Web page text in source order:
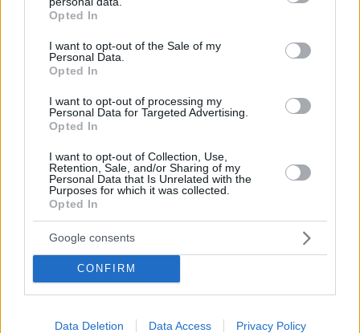
grant or deny consent to Google and its third-party tags to
use your data for below specified purposes in below Google
consent section.
Opted In
I want to opt-out of the Sale of my
Personal Data.
Opted In
I want to opt-out of processing my
Personal Data for Targeted Advertising.
Opted In
I want to opt-out of Collection, Use,
Retention, Sale, and/or Sharing of my
Personal Data that Is Unrelated with the
Purposes for which it was collected.
Opted In
Google consents
CONFIRM
Data Deletion Data Access Privacy Policy
ΑΠΑΝΤΗΣΗ
μπατακια
01.07.2020, 01:04
ΑΠΑΝΤΗΣΗ
Κυρά Σαράντω
Axxx , θα είν΄ο θεός μου ο Κούλης εκεί; Μπορώ να
πάγου κι ιγώ;
ΑΠΑΝΤΗΣΗ
01.07.2020, 09:59